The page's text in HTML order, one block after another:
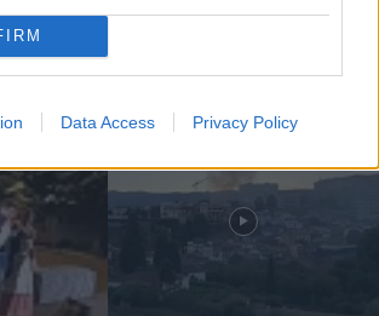
Data Access Privacy Policy
@noticiasdevilareal